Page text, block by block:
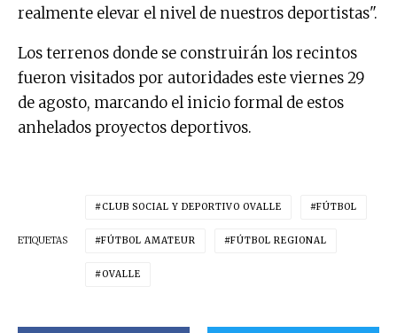
realmente elevar el nivel de nuestros deportistas".
Los terrenos donde se construirán los recintos
fueron visitados por autoridades este viernes 29
de agosto, marcando el inicio formal de estos
anhelados proyectos deportivos.
ETIQUETAS
CLUB SOCIAL Y DEPORTIVO OVALLE FÚTBOL
FÚTBOL AMATEUR FÚTBOL REGIONAL
OVALLE